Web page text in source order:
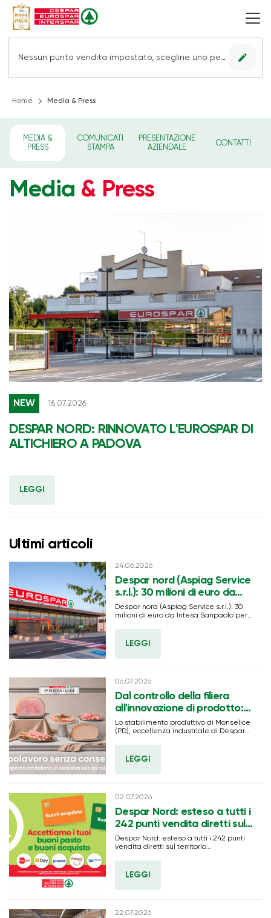
Nessun punto vendita impostato, scegline uno per vedere le offerte. edit
Home Media & Press
MEDIA &
PRESS
COMUNICATI
STAMPA
PRESENTAZIONE
AZIENDALE
CONTATTI
Media & Press
NEW 16.07.2026
DESPAR NORD: RINNOVATO L'EUROSPAR DI
ALTICHIERO A PADOVA
LEGGI
Ultimi articoli
24.06.2026
Despar nord (Aspiag Service
s.r.l.): 30 milioni di euro da
Intesa Sanpaolo per nuove
assunzioni, sviluppo rete
commerciale e crescita
sostenibile
Despar nord (Aspiag Service s.r.l.): 30
milioni di euro da Intesa Sanpaolo per
LEGGI
06.07.2026
Dal controllo della filiera
all'innovazione di prodotto: il
Centro Carni TANN di
Despar Nord accelera sul
"senza conservanti"
Lo stabilimento produttivo di Monselice
(PD), eccellenza industriale di Despar
della nuova selezione di salumi e
LEGGI
02.07.2026
Despar Nord: esteso a tutti i
242 punti vendita diretti sul
territorio l’accettazione dei
buoni pasto e dei buoni
acquisto
Despar Nord: esteso a tutti i 242 punti
vendita diretti sul territorio
LEGGI
22.07.2026